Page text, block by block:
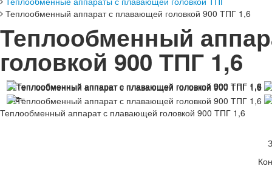
Теплообменный аппарат с плавающей головкой 900 ТПГ 1,6
Теплообменный
головкой 900 ТПГ 1,6
Теплообменный аппарат с плавающей головкой 900 ТПГ 1,6